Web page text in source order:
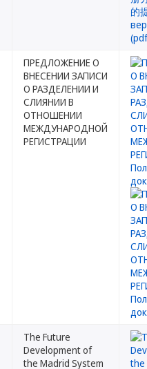
ПРЕДЛОЖЕНИЕ О
ВНЕСЕНИИ ЗАПИСИ
О РАЗДЕЛЕНИИ И
СЛИЯНИИ В
ОТНОШЕНИИ
МЕЖДУНАРОДНОЙ
РЕГИСТРАЦИИ
The Future
Development of
the Madrid System